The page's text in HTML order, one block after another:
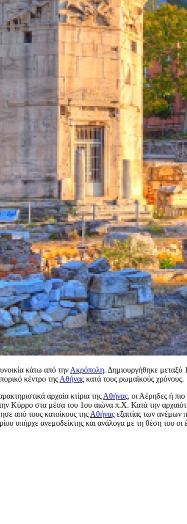
κάτω από την Ακρόπολη. Δημιουργήθηκε μεταξύ
κέντρο της Αθήνας κατά τους ρωμαϊκούς χρόνους.
αρχαία κτίρια της Αθήνας, οι Αέρηδες ή
Κύρρο στα μέσα του 1ου αιώνα π.Χ. Κατά την
από τους κατοίκους της Αθήνας εξαιτίας των ανέμων
υπήρχε ανεμοδείκτης και ανάλογα με τη θέση του